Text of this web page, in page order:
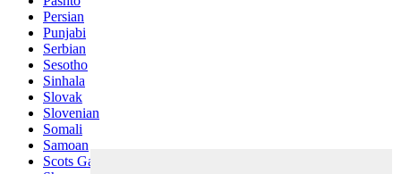
Persian
Punjabi
Serbian
Sesotho
Sinhala
Slovak
Slovenian
Somali
Samoan
Scots Gaelic